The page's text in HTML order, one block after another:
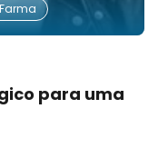
para uma